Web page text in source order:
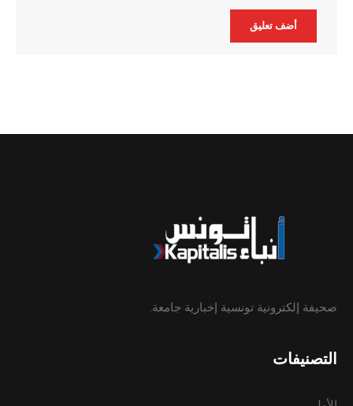
صحيفة إلكترونية تونسية إخبارية جامعة.
التصنيفات